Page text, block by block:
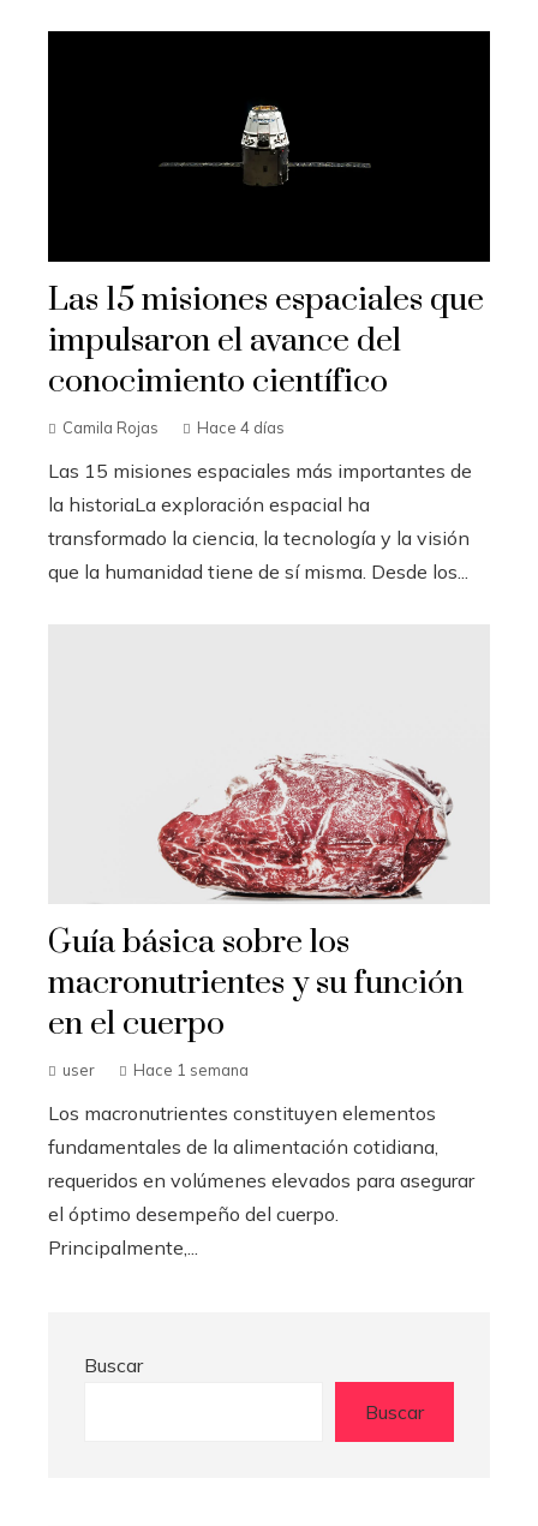
Las 15 misiones espaciales que
impulsaron el avance del
conocimiento científico
Camila Rojas Hace 4 días
Las 15 misiones espaciales más importantes de
la historiaLa exploración espacial ha
transformado la ciencia, la tecnología y la visión
que la humanidad tiene de sí misma. Desde los...
Guía básica sobre los
macronutrientes y su función
en el cuerpo
user Hace 1 semana
Los macronutrientes constituyen elementos
fundamentales de la alimentación cotidiana,
requeridos en volúmenes elevados para asegurar
el óptimo desempeño del cuerpo.
Principalmente,...
Buscar
Buscar